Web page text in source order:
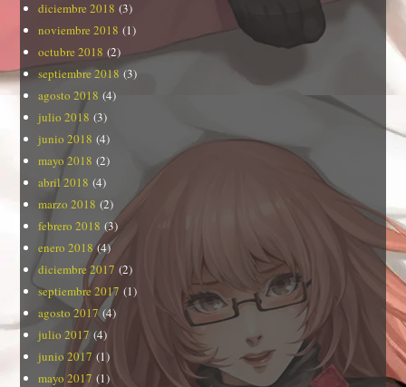
diciembre 2018 (3)
noviembre 2018 (1)
octubre 2018 (2)
septiembre 2018 (3)
agosto 2018 (4)
julio 2018 (3)
junio 2018 (4)
mayo 2018 (2)
abril 2018 (4)
marzo 2018 (2)
febrero 2018 (3)
enero 2018(4)
diciembre 2017 (2)
septiembre 2017 (1)
agosto 2017(4)
julio 2017 (4)
junio 2017 (1)
mayo 2017 (1)